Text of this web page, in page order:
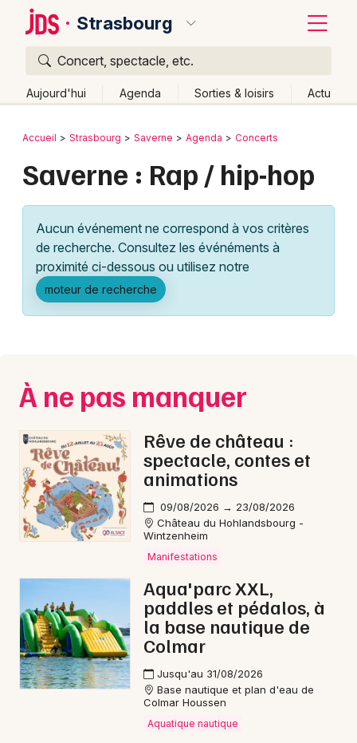
Strasbourg
Concert, spectacle, etc.
Aujourd'hui Agenda Sorties & loisirs Actu
Publier un événement
Grands événements
Activité & Expérience
Manifestations
Spectacles
Sports
Soirées
Sorties famille
Expos
Sorties & loisirs
Rap dans le Bas-Rhin
Rap dans le Grand Est
Bordeaux
Lille
Lyon
Marseille
Nantes
Paris
Strasbourg
Toulouse
Retour
Accueil Strasbourg Saverne Agenda Concerts
Saverne : Rap / hip-hop
Aucun événement ne correspond à vos critères
de recherche. Consultez les événéments à
proximité ci-dessous ou utilisez notre
moteur de recherche
À ne pas manquer
Rêve de château :
spectacle, contes et
animations
09/08/2026 → 23/08/2026
Château du Hohlandsbourg -
Wintzenheim
Manifestations
Aqua'parc XXL,
paddles et pédalos, à
la base nautique de
Colmar
Jusqu'au 31/08/2026
Base nautique et plan d'eau de
Colmar Houssen
Aquatique nautique
Quoi ?
Où ?
Partout
Près de moi Changer de lieu
Quand ?
Ce week-end